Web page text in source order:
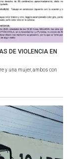
DE VIOLENCIA EN
y una mujer, ambos con